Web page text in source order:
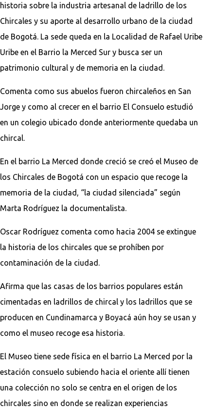
historia sobre la industria artesanal de ladrillo de los
Chircales y su aporte al desarrollo urbano de la ciudad
de Bogotá. La sede queda en la Localidad de Rafael Uribe
Uribe en el Barrio la Merced Sur y busca ser un
patrimonio cultural y de memoria en la ciudad.
Comenta como sus abuelos fueron chircaleños en San
Jorge y como al crecer en el barrio El Consuelo estudió
en un colegio ubicado donde anteriormente quedaba un
chircal.
En el barrio La Merced donde creció se creó el Museo de
los Chircales de Bogotá con un espacio que recoge la
memoria de la ciudad, “la ciudad silenciada” según
Marta Rodríguez la documentalista.
Oscar Rodríguez comenta como hacia 2004 se extingue
la historia de los chircales que se prohíben por
contaminación de la ciudad.
Afirma que las casas de los barrios populares están
cimentadas en ladrillos de chircal y los ladrillos que se
producen en Cundinamarca y Boyacá aún hoy se usan y
como el museo recoge esa historia.
El Museo tiene sede física en el barrio La Merced por la
estación consuelo subiendo hacia el oriente allí tienen
una colección no solo se centra en el origen de los
chircales sino en donde se realizan experiencias